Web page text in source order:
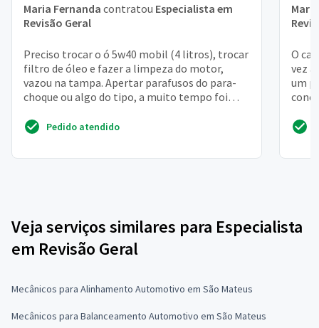
Maria Fernanda contratou Especialista em
Revisão Geral
Preciso trocar o ó 5w40 mobil (4 litros), trocar
filtro de óleo e fazer a limpeza do motor,
vazou na tampa. Apertar parafusos do para-
choque ou algo do tipo, a muito tempo foi
Pedido atendido
O
vez
um
Veja serviços similares para Especialista
em Revisão Geral
Mecânicos para Alinhamento Automotivo em São Mateus
Mecânicos para Balanceamento Automotivo em São Mateus